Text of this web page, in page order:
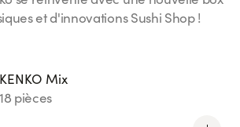
et d'innovations Sushi Shop !
: 70% de sucres en moins
KENKO Mix
18 pièces